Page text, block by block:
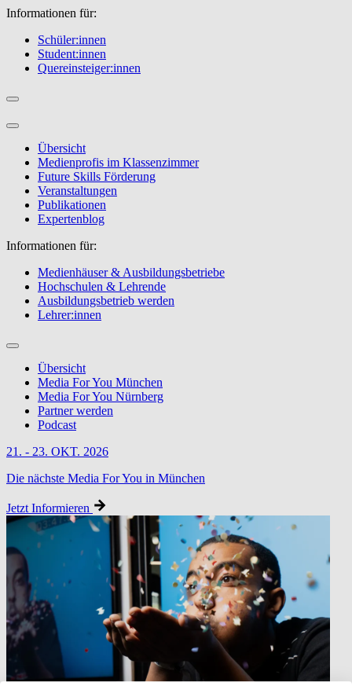
Informationen für:
Schüler:innen
Student:innen
Quereinsteiger:innen
Übersicht
Medienprofis im Klassenzimmer
Future Skills Förderung
Veranstaltungen
Publikationen
Expertenblog
Informationen für:
Medienhäuser & Ausbildungsbetriebe
Hochschulen & Lehrende
Ausbildungsbetrieb werden
Lehrer:innen
Übersicht
Media For You München
Media For You Nürnberg
Partner werden
Podcast
21. - 23. OKT. 2026
Die nächste Media For You in München
Jetzt Informieren